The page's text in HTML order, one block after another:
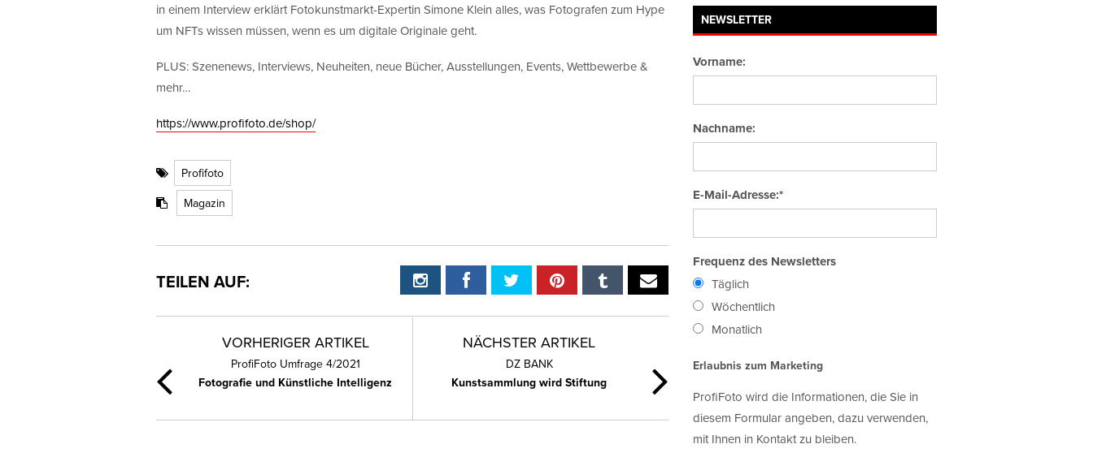
in einem Interview erklärt Fotokunstmarkt-Expertin Simone Klein alles, was Fotografen zum Hype
um NFTs wissen müssen, wenn es um digitale Originale geht.
PLUS: Szenenews, Interviews, Neuheiten, neue Bücher, Ausstellungen, Events, Wettbewerbe &
mehr…
https://www.profifoto.de/shop/
Profifoto
Magazin
TEILEN AUF:
VORHERIGER ARTIKEL
ProfiFoto Umfrage 4/2021
Fotografie und Künstliche Intelligenz
NÄCHSTER ARTIKEL
DZ BANK
Kunstsammlung wird Stiftung
NEWSLETTER
Vorname:
Nachname:
E-Mail-Adresse:*
Frequenz des Newsletters
Täglich
Wöchentlich
Monatlich
Erlaubnis zum Marketing
ProfiFoto wird die Informationen, die Sie in
diesem Formular angeben, dazu verwenden,
mit Ihnen in Kontakt zu bleiben.